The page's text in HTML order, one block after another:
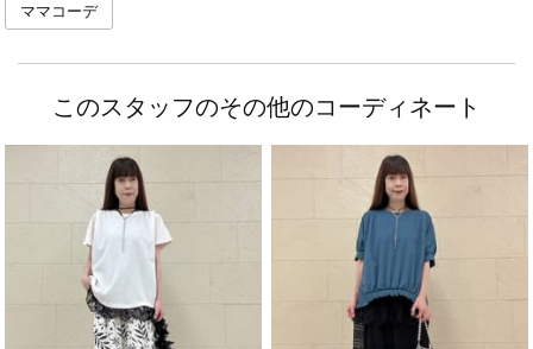
ママコーデ
このスタッフのその他のコーディネート